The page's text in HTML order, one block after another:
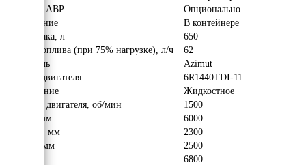
Наличие АВР
Опционально
Исполнение
В контейнере
Объём бака, л
650
Расход топлива (при 75% нагрузке), л/ч
62
Двигатель
Azimut
Модель двигателя
6R1440TDI-11
Охлаждение
Жидкостное
Обороты двигателя, об/мин
1500
Длина, мм
6000
Ширина, мм
2300
Высота, мм
2500
6800